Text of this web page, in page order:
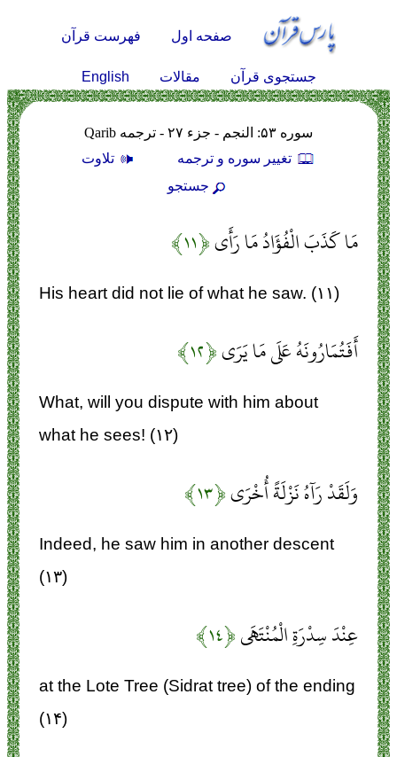
صفحه اول فهرست قرآن
جستجوی قرآن مقالات English
سوره ۵۳: النجم - جزء ۲۷ - ترجمه Qarib
تغيير سوره و ترجمه
تلاوت
جستجو
مَا كَذَبَ الْفُؤَادُ مَا رَأَى﴿۱۱﴾
His heart did not lie of what he saw. (۱۱)
أَفَتُمَارُونَهُ عَلَى مَا يَرَى﴿۱۲﴾
What, will you dispute with him about
what he sees! (۱۲)
وَلَقَدْ رَآهُ نَزْلَةً أُخْرَى﴿۱۳﴾
Indeed, he saw him in another descent
(۱۳)
عِنْدَ سِدْرَةِ الْمُنْتَهَى﴿۱۴﴾
at the Lote Tree (Sidrat tree) of the ending
(۱۴)